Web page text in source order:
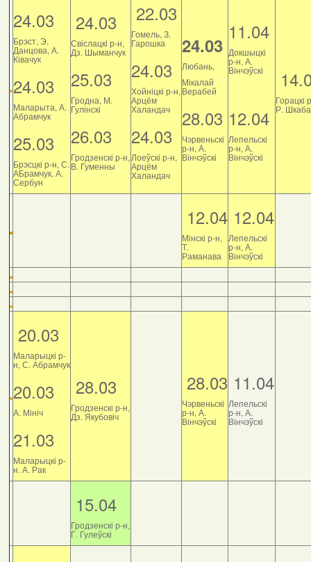
24.03
Брэст, Э.
Данцова, А.
Ківачук
24.03
Маларыта, А.
Абрамчук
25.03
Брэсцкі р-н, С.
АБрамчук, А.
Сербун
24.03
Свіслацкі р-н,
Дз. Шыманчук
25.03
Гродна, М.
Гулінскі
26.03
Гродзенскі р-н,
В. Гуменны
22.03
Гомель, З.
Гарошка
24.03
Хойніцкі р-н,
Арцём
Халандач
24.03
Лоеўскі р-н,
Арцём
Халандач
24.03
Любань,
Мікалай
Верабей
28.03
Чэрвеньскі
р-н, А.
Вінчэўскі
11.04
Докшыцкі
р-н, А.
Вінчэўскі
12.04
Лепельскі
р-н, А.
Вінчэўскі
Горацкі
Р.
12.04
Мінскі р-н,
Т.
Раманава
12.04
Лепельскі
р-н, А.
Вінчэўскі
20.03
Маларыцкі р-
н, С. Абрамчук
20.03
А. Мініч
21.03
Маларыцкі р-
н. А. Рак
28.03
Гродзенскі р-н,
Дз. Якубовіч
28.03
Чэрвеньскі
р-н, А.
Вінчэўскі
11.04
Лепельскі
р-н, А.
Вінчэўскі
15.04
Гродзенскі р-н,
Г. Гулеўскі